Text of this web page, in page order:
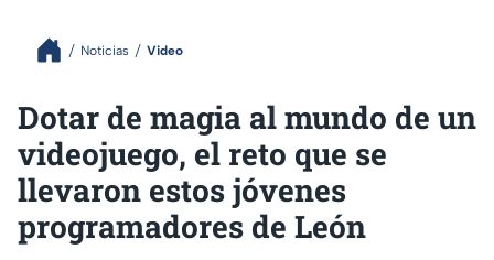
Noticias Video
Dotar de magia al mundo de un
videojuego, el reto que se
llevaron estos jóvenes
programadores de León